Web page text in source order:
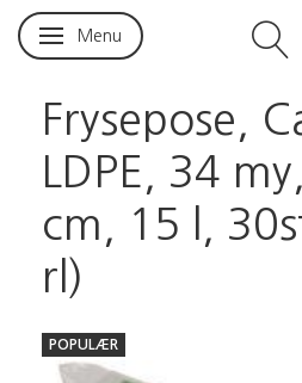
Skifte navigation
Menu
Frysepose,
LDPE, 34
cm, 15 l,
rl)
POPULÆR